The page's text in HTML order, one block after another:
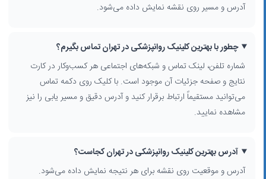
آدرس و مسیر روی نقشه نمایش داده می‌شود.
چطور با بهترین کلینیک روانپزشکی در تهران تماس بگیرم؟
شماره تلفن، لینک تماس و شبکه‌های اجتماعی هر کسب‌وکار در کارت
نتایج و صفحه جزئیات آن موجود است. با کلیک روی دکمه تماس
می‌توانید مستقیماً ارتباط برقرار کنید و آدرس دقیق و مسیر یابی را نیز
مشاهده نمایید.
آدرس بهترین کلینیک روانپزشکی در تهران کجاست؟
آدرس و موقعیت روی نقشه برای هر نتیجه نمایش داده می‌شود.